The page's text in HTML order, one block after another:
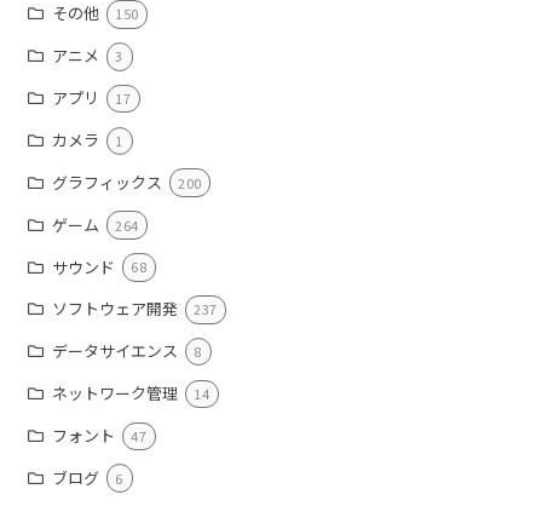
その他 150
アニメ 3
アプリ 17
カメラ 1
グラフィックス 200
ゲーム 264
サウンド 68
ソフトウェア開発 237
データサイエンス 8
ネットワーク管理 14
フォント 47
ブログ 6